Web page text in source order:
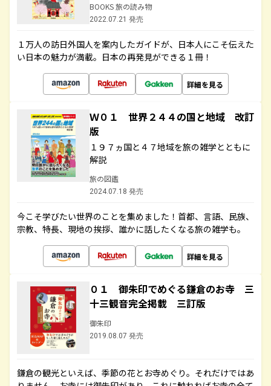
BOOKS 旅の読み物
2022.07.21 発売
１万人の訪日外国人を案内したガイドが、日本人にこそ伝えた
い日本の魅力が満載。日本の再発見ができる１冊！
詳細を見る
Ｗ０１ 世界２４４の国と地域 改訂
版
１９７ヵ国と４７地域を旅の雑学とともに
解説
旅の図鑑
2024.07.18 発売
今こそ学びたい世界のことを集めました！首都、言語、民族、
宗教、特長、現地の挨拶、誰かに話したくなる旅の雑学も。
詳細を見る
０１ 御朱印でめぐる鎌倉のお寺 三
十三観音完全掲載 三訂版
御朱印
2019.08.07 発売
鎌倉の観光といえば、季節の花とお寺めぐり。それだけではあ